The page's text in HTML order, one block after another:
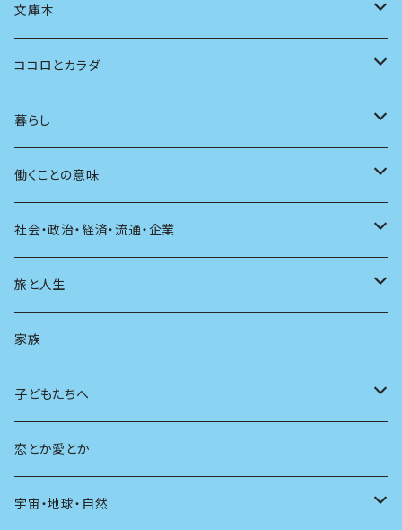
言語
批評
アンソロジー
自伝・伝記
写真
その他
インテリア
ファッション
建築
スポーツ
AIと社会
広告
マンガ
テレビ
ラジオ
マガジン
その他
アニメ
日本の芸能
本の本
読書
小さいお子さん向け
自分で読めるようになったら
大人も楽しい絵本
海外絵本
童話
その他
文庫本
男性作家
女性作家
その他
ココロとカラダ
フェミニズム
カウンセリング
人間関係
健康
暮らし
料理
育児
日常生活
学ぶ楽しみ
働くことの意味
仕事のヒント
社会・政治・経済・流通・企業
過去
現在
未来
旅と人生
旅
人生
家族
子どもたちへ
教育
友達
恋とか愛とか
宇宙・地球・自然